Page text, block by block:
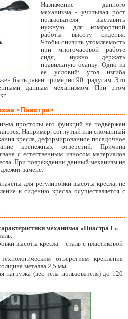
Назначение данного
механизма - учитывая рост
пользователя - выставить
нужную для комфортной
работы высоту сиденья.
Чтобы снизить утомляемость
при многочасовой работе
сидя, нужно держать
правильную осанку. Одно из
ее условий: угол изгиба
быть равен примерно 90 градусам. Это
данным механизмом. При этом
«Пиастра»
за простоты его функций не подвержен
Например, согнутый или сломанный
кресла, деформированное посадочное
крепежных отверстий. Причина
с естественным износом материалов
При повреждении данный механизм не
замене.
для регулировки высоты кресла, не
к сидению кресла осуществляется с
механизма «Пиастра L»
высоты кресла – сталь с пластиковой
отверстиям крепления
металла 2,5 мм.
нагрузка (вес тела пользователя) до 120